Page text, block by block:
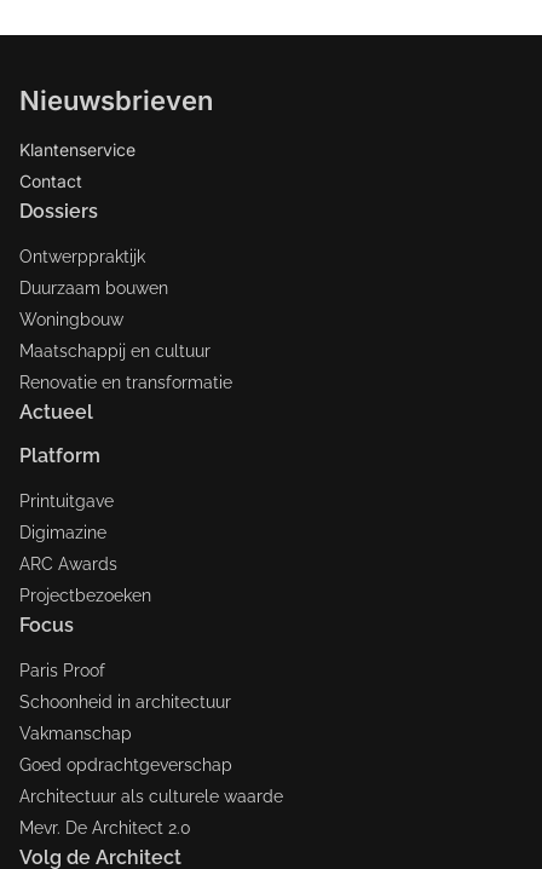
Nieuwsbrieven
Klantenservice
Contact
Dossiers
Ontwerppraktijk
Duurzaam bouwen
Woningbouw
Maatschappij en cultuur
Renovatie en transformatie
Actueel
Platform
Printuitgave
Digimazine
ARC Awards
Projectbezoeken
Focus
Paris Proof
Schoonheid in architectuur
Vakmanschap
Goed opdrachtgeverschap
Architectuur als culturele waarde
Mevr. De Architect 2.0
Volg de Architect